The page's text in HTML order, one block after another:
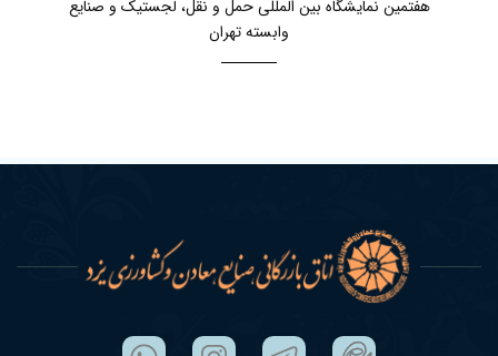
هفتمین نمایشگاه بین المللی حمل و نقل، لجستیک و صنایع
وابسته تهران